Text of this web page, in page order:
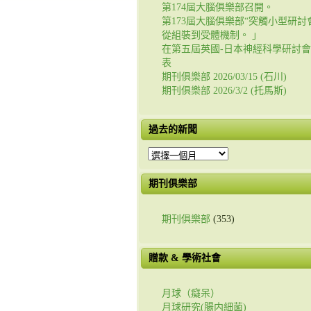
第174屆大腦俱樂部召開。
第173屆大腦俱樂部“突觸小型研討
從組裝到受體機制。 」
在第五屆英國-日本神經科學研討
表
期刊俱樂部 2026/03/15 (石川)
期刊俱樂部 2026/3/2 (托馬斯)
過去的新聞
過
的
新
期刊俱樂部
期刊俱樂部 (353)
贈款 & 學術社會
月球（癡呆）
月球研究(腸内細菌)